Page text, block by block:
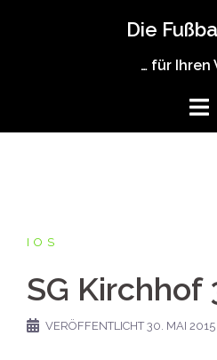
Die
… für Ihren
IOS
SG Kirchhof
VERÖFFENTLICHT30. MAI 2015